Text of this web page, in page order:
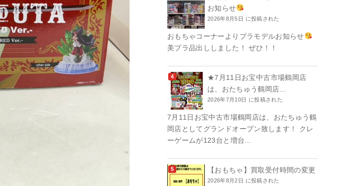
お知らせ
2026年8月5日 に投稿された
おもちゃコーナーよりプラモデルお知らせ
美プラ品出ししました！ ぜひ！！
★7月11日お宝中古市場鶴岡店
は、おたちゅう鶴岡店...
2026年7月10日 に投稿された
7月11日お宝中古市場鶴岡店は、おたちゅう鶴
岡店としてグランドオープン致します！ クレ
ーゲームが123台と増台...
【おもちゃ】買取受付時間の変更
2026年8月2日 に投稿された